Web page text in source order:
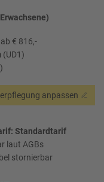
€ 816,-
(UD1)
anpassen
Standardtarif
laut AGBs
stornierbar